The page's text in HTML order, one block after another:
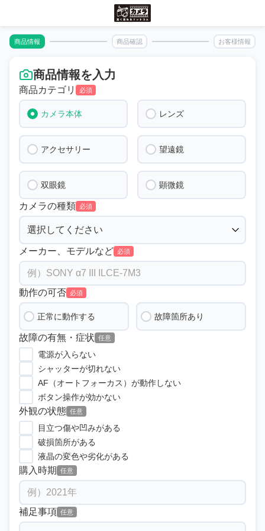
商品情報 商品確認 お客様情報
商品情報を入力
商品カテゴリ 必須
カメラ本体 レンズ
アクセサリー 望遠鏡
双眼鏡 顕微鏡
カメラの種類 必須
メーカー、モデルなど 必須
動作の可否 必須
正常に動作する 故障箇所あり
故障の有無・症状 任意
電源が入らない
シャッターが切れない
AF（オートフォーカス）が動作しない
ボタン操作が効かない
外観の状態 任意
目立つ傷や凹みがある
破損箇所がある
液晶の変色や劣化がある
購入時期 任意
補足事項 任意